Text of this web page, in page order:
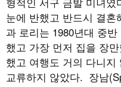
눈에 반했고 반드시 결
과 로리는 1980년대 중
했고 가장 먼저 집을 장
했고 여행도 거의 다니
교류하지 않았다. 장남